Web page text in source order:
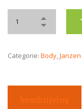
Categorie: Body,Janzen